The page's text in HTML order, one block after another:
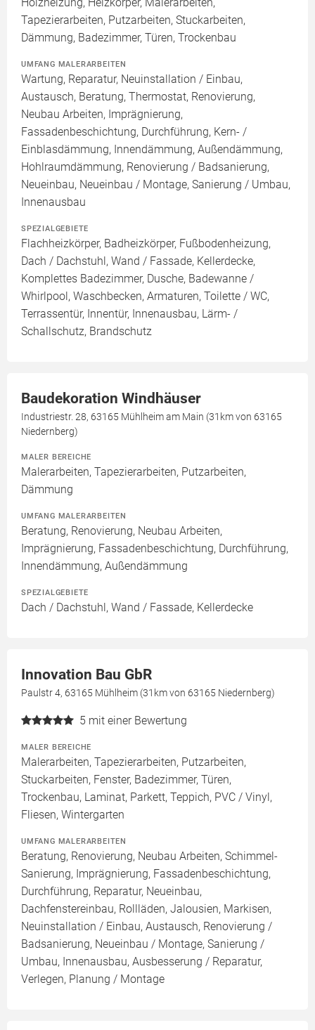
Tapezierarbeiten, Putzarbeiten, Stuckarbeiten,
Dämmung, Badezimmer, Türen, Trockenbau
UMFANG MALERARBEITEN
Wartung, Reparatur, Neuinstallation / Einbau,
Austausch, Beratung, Thermostat, Renovierung,
Neubau Arbeiten, Imprägnierung,
Fassadenbeschichtung, Durchführung, Kern- /
Einblasdämmung, Innendämmung, Außendämmung,
Hohlraumdämmung, Renovierung / Badsanierung,
Neueinbau, Neueinbau / Montage, Sanierung / Umbau,
Innenausbau
SPEZIALGEBIETE
Flachheizkörper, Badheizkörper, Fußbodenheizung,
Dach / Dachstuhl, Wand / Fassade, Kellerdecke,
Komplettes Badezimmer, Dusche, Badewanne /
Whirlpool, Waschbecken, Armaturen, Toilette / WC,
Terrassentür, Innentür, Innenausbau, Lärm- /
Schallschutz, Brandschutz
Baudekoration Windhäuser
Industriestr. 28, 63165 Mühlheim am Main (31km von 63165
Niedernberg)
MALER BEREICHE
Malerarbeiten, Tapezierarbeiten, Putzarbeiten,
Dämmung
UMFANG MALERARBEITEN
Beratung, Renovierung, Neubau Arbeiten,
Imprägnierung, Fassadenbeschichtung, Durchführung,
Innendämmung, Außendämmung
SPEZIALGEBIETE
Dach / Dachstuhl, Wand / Fassade, Kellerdecke
Innovation Bau GbR
Paulstr 4, 63165 Mühlheim (31km von 63165 Niedernberg)
5 mit einer Bewertung
MALER BEREICHE
Malerarbeiten, Tapezierarbeiten, Putzarbeiten,
Stuckarbeiten, Fenster, Badezimmer, Türen,
Trockenbau, Laminat, Parkett, Teppich, PVC / Vinyl,
Fliesen, Wintergarten
UMFANG MALERARBEITEN
Beratung, Renovierung, Neubau Arbeiten, Schimmel-
Sanierung, Imprägnierung, Fassadenbeschichtung,
Durchführung, Reparatur, Neueinbau,
Dachfenstereinbau, Rollläden, Jalousien, Markisen,
Neuinstallation / Einbau, Austausch, Renovierung /
Badsanierung, Neueinbau / Montage, Sanierung /
Umbau, Innenausbau, Ausbesserung / Reparatur,
Verlegen, Planung / Montage